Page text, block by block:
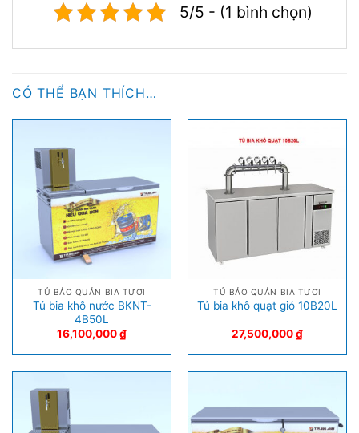
5/5 - (1 bình chọn)
CÓ THỂ BẠN THÍCH…
TỦ BẢO QUẢN BIA TƯƠI
Tủ bia khô nước BKNT-
4B50L
16,100,000₫
TỦ BẢO QUẢN BIA TƯƠI
Tủ bia khô quạt gió 10B20L
27,500,000₫